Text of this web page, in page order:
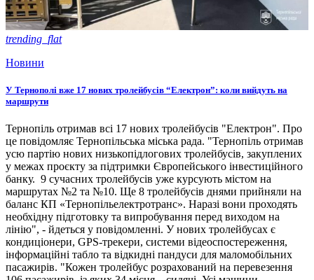
trending_flat
Новини
У Тернополі вже 17 нових тролейбусів “Електрон”: коли вийдуть на
маршрути
Тернопіль отримав всі 17 нових тролейбусів "Електрон". Про
це повідомляє Тернопільська міська рада. "Тернопіль отримав
усю партію нових низькопідлогових тролейбусів, закуплених
у межах проєкту за підтримки Європейського інвестиційного
банку. 9 сучасних тролейбусів уже курсують містом на
маршрутах №2 та №10. Ще 8 тролейбусів днями прийняли на
баланс КП «Тернопільелектротранс». Наразі вони проходять
необхідну підготовку та випробування перед виходом на
лінію", - йдеться у повідомленні. У нових тролейбусах є
кондиціонери, GPS-трекери, системи відеоспостереження,
інформаційні табло та відкидні пандуси для маломобільних
пасажирів. "Кожен тролейбус розрахований на перевезення